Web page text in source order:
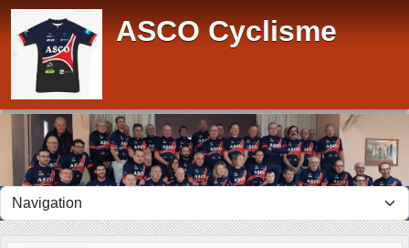
ASCO Cyclisme
Panneau de gestion des cookies